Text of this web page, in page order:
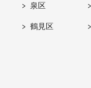
泉区
鶴見区